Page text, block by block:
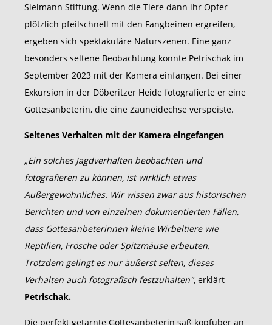
Sielmann Stiftung. Wenn die Tiere dann ihr Opfer
plötzlich pfeilschnell mit den Fangbeinen ergreifen,
ergeben sich spektakuläre Naturszenen. Eine ganz
besonders seltene Beobachtung konnte Petrischak im
September 2023 mit der Kamera einfangen. Bei einer
Exkursion in der Döberitzer Heide fotografierte er eine
Gottesanbeterin, die eine Zauneidechse verspeiste.
Seltenes Verhalten mit der Kamera eingefangen
„Ein solches Jagdverhalten beobachten und
fotografieren zu können, ist wirklich etwas
Außergewöhnliches. Wir wissen zwar aus historischen
Berichten und von einzelnen dokumentierten Fällen,
dass Gottesanbeterinnen kleine Wirbeltiere wie
Reptilien, Frösche oder Spitzmäuse erbeuten.
Trotzdem gelingt es nur äußerst selten, dieses
Verhalten auch fotografisch festzuhalten", erklärt
Petrischak.
Die perfekt getarnte Gottesanbeterin saß kopfüber an